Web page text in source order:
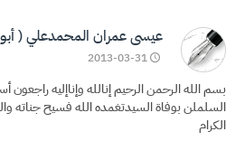
عيسى عمران المحمدعلي (
2013-03-31
بسم الله الرحمن الرحيم إنالله وإناإليه
السلملن بوفاة السيدتغمده الله فسيح جناته
الكرام